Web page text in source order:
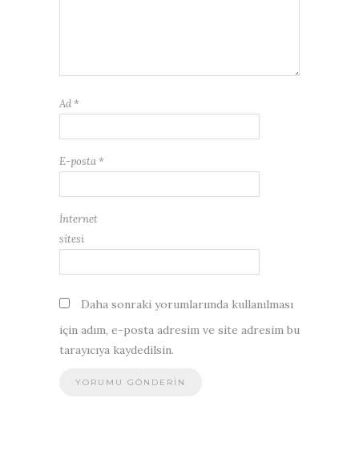
Ad *
E-posta *
İnternet
sitesi
Daha sonraki yorumlarımda kullanılması
için adım, e-posta adresim ve site adresim bu
tarayıcıya kaydedilsin.